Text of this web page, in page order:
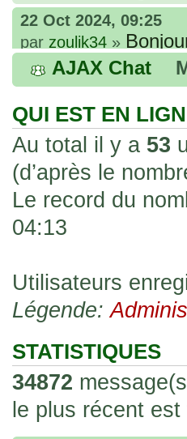
22 Oct 2024, 09:25
par zoulik34 »
que vous avez
fines et souples.
les rend faciles à
sur l'authenticité
avec d'autres
collectionneurs.
fait normal pour
26 Déc 2023, 13:46
acheter une
02 Juin 2023, 14:17
par
20 , je trouve la
collection les carte
24 Oct 2022, 13:37
par
AJAX Chat
QUI EST EN
Au total il y a 53
(d’après le
Le record du
04:13
Utilisateurs
Légende:
STATISTIQUES
34872
le plus récent est